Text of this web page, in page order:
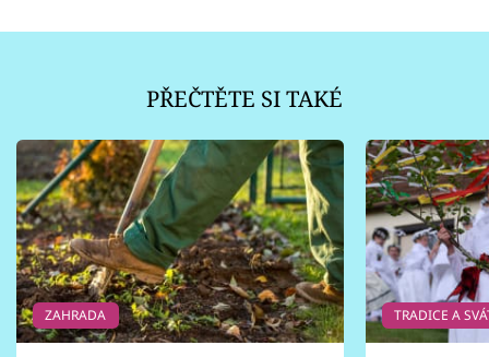
PŘEČTĚTE SI TAKÉ
ZAHRADA TRADICE A